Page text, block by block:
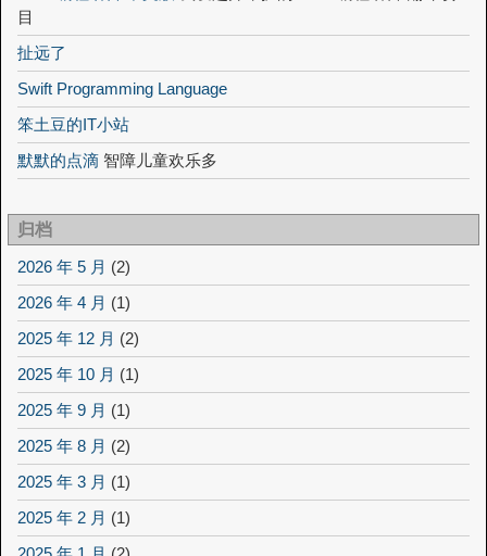
目
扯远了
Swift Programming Language
笨土豆的IT小站
默默的点滴 智障儿童欢乐多
归档
2026 年 5 月 (2)
2026 年 4 月 (1)
2025 年 12 月 (2)
2025 年 10 月 (1)
2025 年 9 月 (1)
2025 年 8 月 (2)
2025 年 3 月 (1)
2025 年 2 月 (1)